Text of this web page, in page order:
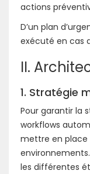
actions
D’un plan
exécuté en cas
II.
1. Stratégie
Pour garantir la
workflows
mettre en
les différentes